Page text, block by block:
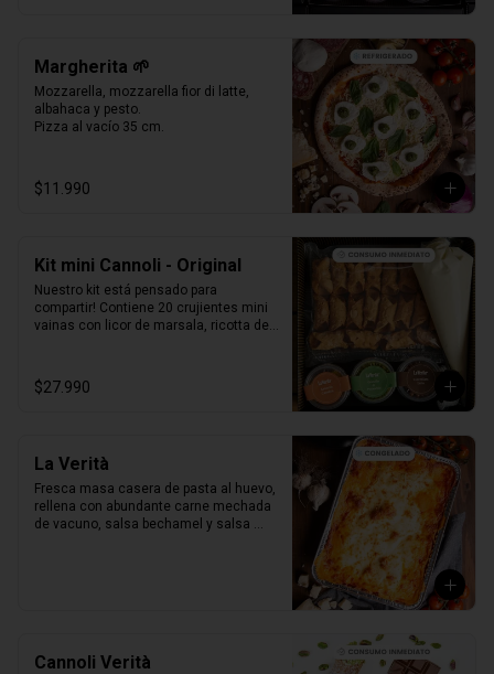
Margherita 🌱
Mozzarella, mozzarella fior di latte,
albahaca y pesto.
Pizza al vacío 35 cm.
$11.990
Kit mini Cannoli - Original
Nuestro kit está pensado para
compartir! Contiene 20 crujientes mini
vainas con licor de marsala, ricotta de
marrasquino, pistacho y una exquisita
crema de pistacho.
$27.990
La Verità
Fresca masa casera de pasta al huevo,
rellena con abundante carne mechada
de vacuno, salsa bechamel y salsa
Cannoli Verità